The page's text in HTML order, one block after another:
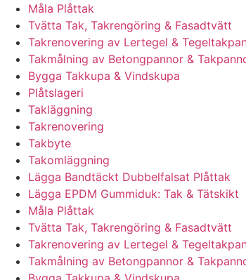
Måla Plåttak
Tvätta Tak, Takrengöring & Fasadtvätt
Takrenovering av Lertegel &
Takmålning av Betongpannor &
Bygga Takkupa & Vindskupa
Plåtslageri
Takläggning
Takrenovering
Takbyte
Takomläggning
Lägga Bandtäckt Dubbelfalsat Plåttak
Lägga EPDM Gummiduk: Tak & Tätskikt
Måla Plåttak
Tvätta Tak, Takrengöring & Fasadtvätt
Takrenovering av Lertegel &
Takmålning av Betongpannor &